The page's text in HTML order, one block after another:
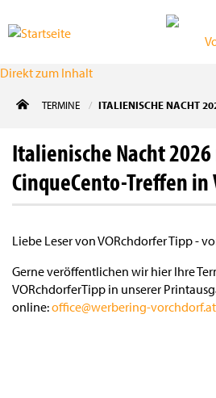
Direkt zum Inhalt
TERMINE ITALIENISCHE NACHT
Italienische Nacht 2026
CinqueCento-Treffen
Liebe Leser von VORchdorfer Tipp -
Gerne veröffentlichen wir hier Ihre
VORchdorferTipp in unserer
online:office@werbering-vorchdorf.at